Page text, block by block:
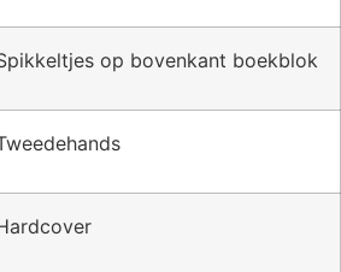
op bovenkant boekblok